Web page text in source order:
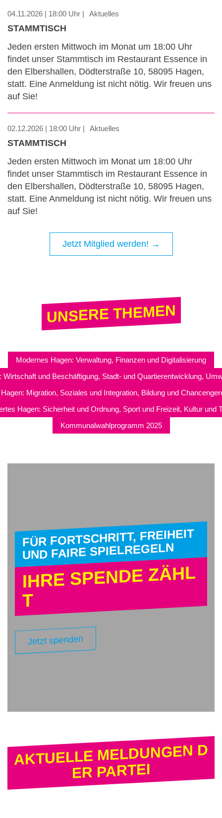
04.11.2026 | 18:00 Uhr | Aktuelles
STAMMTISCH
Jeden ersten Mittwoch im Monat um 18:00 Uhr
findet unser Stammtisch im Restaurant Essence in
den Elbershallen, Dödterstraße 10, 58095 Hagen,
statt. Eine Anmeldung ist nicht nötig. Wir freuen uns
auf Sie!
02.12.2026 | 18:00 Uhr | Aktuelles
STAMMTISCH
Jeden ersten Mittwoch im Monat um 18:00 Uhr
findet unser Stammtisch im Restaurant Essence in
den Elbershallen, Dödterstraße 10, 58095 Hagen,
statt. Eine Anmeldung ist nicht nötig. Wir freuen uns
auf Sie!
Jetzt Mitglied werden! →
UNSERE THEMEN
Modernes Hagen: Verwaltung, Finanzen und Digitalisierung
Wirtschaft und Beschäftigung, Stadt- und Quartierentwicklung,
Migration, Soziales und Integration, Bildung und
Hagen: Sicherheit und Ordnung, Sport und Freizeit, Kultur und
Kommunalwahlprogramm 2025
FÜR FORTSCHRITT, FREIHEIT
UND FAIRE SPIELREGELN
IHRE SPENDE ZÄHL
T
Jetzt spenden
AKTUELLE MELDUNGEN D
ER PARTEI